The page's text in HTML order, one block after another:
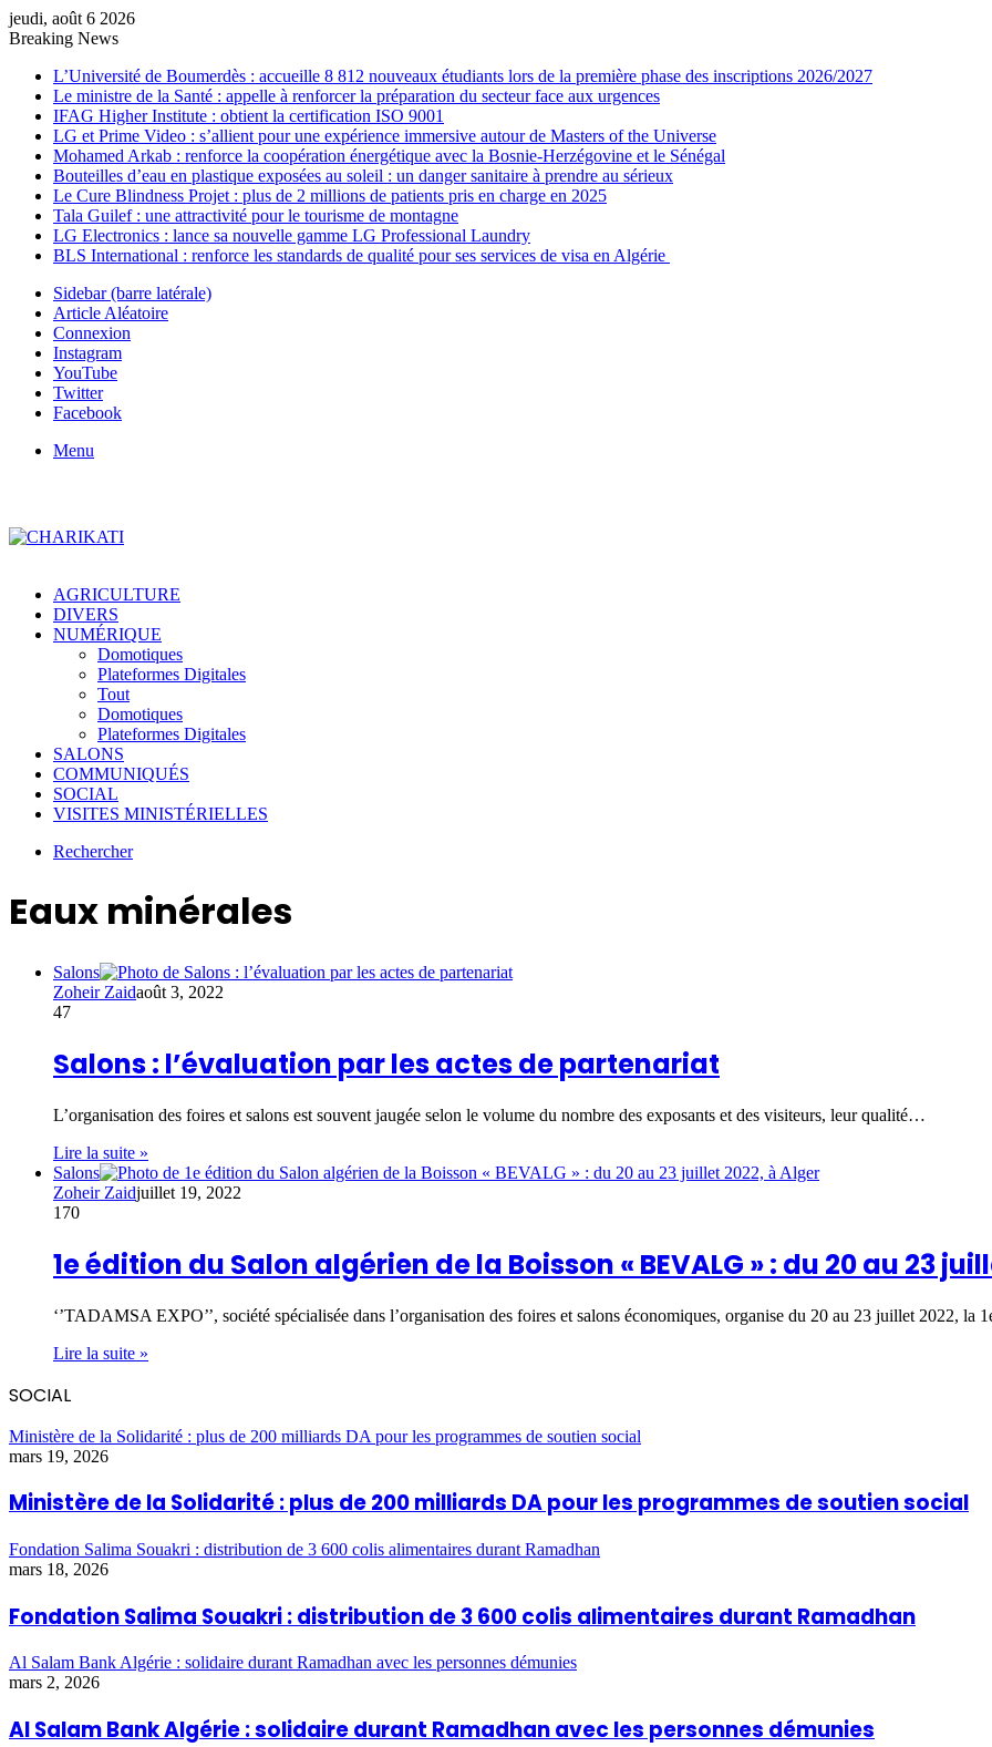
jeudi, août 6 2026
Breaking News
L’Université de Boumerdès : accueille 8 812 nouveaux étudiants lors de la première phase des inscriptions 2026/2027
Le ministre de la Santé : appelle à renforcer la préparation du secteur face aux urgences
IFAG Higher Institute : obtient la certification ISO 9001
LG et Prime Video : s’allient pour une expérience immersive autour de Masters of the Universe
Mohamed Arkab : renforce la coopération énergétique avec la Bosnie-Herzégovine et le Sénégal
Bouteilles d’eau en plastique exposées au soleil : un danger sanitaire à prendre au sérieux
Le Cure Blindness Projet : plus de 2 millions de patients pris en charge en 2025
Tala Guilef : une attractivité pour le tourisme de montagne
LG Electronics : lance sa nouvelle gamme LG Professional Laundry
BLS International : renforce les standards de qualité pour ses services de visa en Algérie
Sidebar (barre latérale)
Article Aléatoire
Connexion
Instagram
YouTube
Twitter
Facebook
Menu
AGRICULTURE
DIVERS
NUMÉRIQUE
Domotiques
Plateformes Digitales
Tout
Domotiques
Plateformes Digitales
SALONS
COMMUNIQUÉS
SOCIAL
VISITES MINISTÉRIELLES
Rechercher
Eaux minérales
Salons
Zoheir Zaidaoût 3, 2022
47
Salons : l’évaluation par les actes de partenariat
L’organisation des foires et salons est souvent jaugée selon le volume du nombre des exposants et des visiteurs, leur qualité…
Lire la suite »
Salons
Zoheir Zaidjuillet 19, 2022
170
1e édition du Salon algérien de la Boisson « BEVALG » : du 20 au 23
‘’TADAMSA EXPO’’, société spécialisée dans l’organisation des foires et salons économiques, organise du 20 au 23 juillet 2022, la
Lire la suite »
SOCIAL
Ministère de la Solidarité : plus de 200 milliards DA pour les programmes de soutien social
mars 19, 2026
Ministère de la Solidarité : plus de 200 milliards DA pour les programmes de soutien social
Fondation Salima Souakri : distribution de 3 600 colis alimentaires durant Ramadhan
mars 18, 2026
Fondation Salima Souakri : distribution de 3 600 colis alimentaires durant Ramadhan
Al Salam Bank Algérie : solidaire durant Ramadhan avec les personnes démunies
mars 2, 2026
Al Salam Bank Algérie : solidaire durant Ramadhan avec les personnes démunies